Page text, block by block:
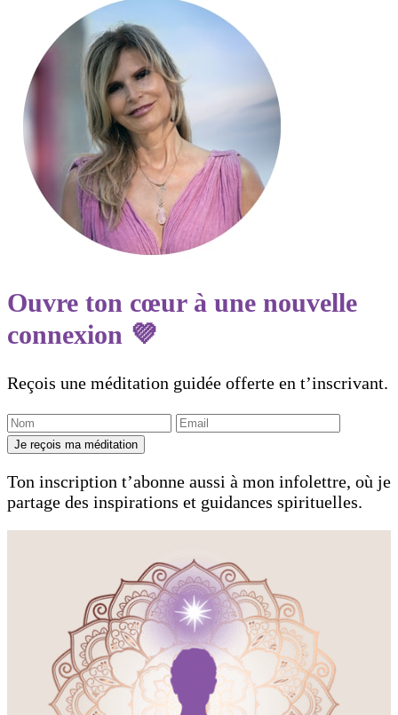
Ouvre ton cœur à une nouvelle
connexion 💜
Reçois une méditation guidée offerte en t’inscrivant.
Je reçois ma méditation
Ton inscription t’abonne aussi à mon infolettre, où je
partage des inspirations et guidances spirituelles.